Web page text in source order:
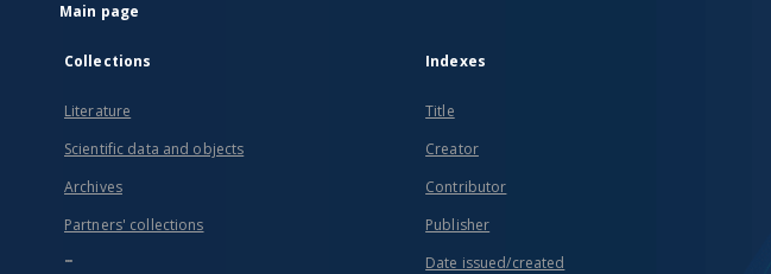
Main page
Collections
Literature
Scientific data and objects
Archives
Partners' collections
...
Indexes
Title
Creator
Contributor
Publisher
Date issued/created